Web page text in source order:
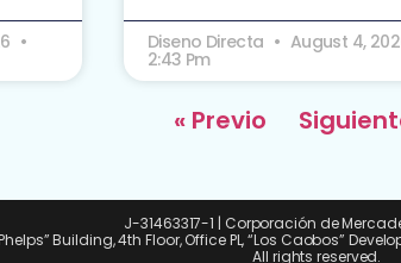
Diseno Directa August 4,
2:43 Pm
« Previo
J-31463317-1 | Corporación de
Building, 4th Floor, Office PL, “Los Caobos”
All rights reserved.